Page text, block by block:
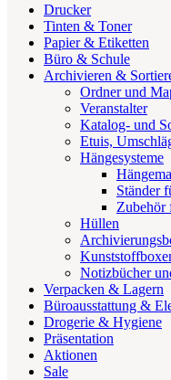
Drucker
Tinten & Toner
Papier & Etiketten
Büro & Schule
Archivieren &
Ordner und
Veranstalter
Katalog- und
Etuis,
Hängesysteme
Ständer
Zubehör
Hüllen
Notizbücher
Verpacken & Lagern
Büroausstattung &
Drogerie & Hygiene
Präsentation
Aktionen
Sale